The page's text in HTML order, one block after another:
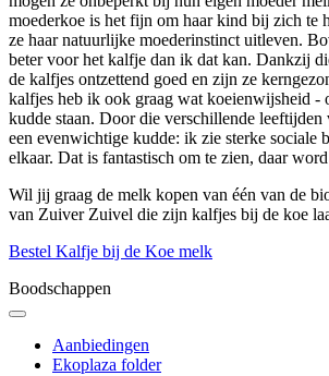
moederkoe is het fijn om haar kind bij zich te
ze haar natuurlijke moederinstinct uitleven.
beter voor het kalfje dan ik dat kan. Dankzij
de kalfjes ontzettend goed en zijn ze
kalfjes heb ik ook graag wat koeienwijsheid -
kudde staan. Door die verschillende leeftijden
een evenwichtige kudde: ik zie sterke sociale
elkaar. Dat is fantastisch om te zien, daar
Wil jij graag de melk kopen van één van de
van Zuiver Zuivel die zijn kalfjes bij de koe
Bestel Kalfje bij de Koe melk
Boodschappen
Aanbiedingen
Ekoplaza folder